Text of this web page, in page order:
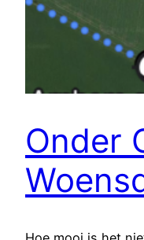
Onder